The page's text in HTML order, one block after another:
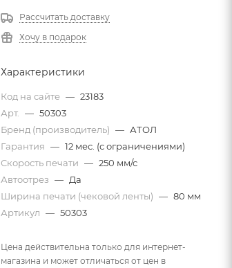
Рассчитать доставку
Хочу в подарок
Характеристики
Код на сайте — 23183
Арт.
— 50303
Бренд (производитель) — АТОЛ
Гарантия — 12 мес. (с ограничениями)
Скорость печати — 250 мм/с
Автоотрез — Да
Ширина печати (чековой ленты) — 80 мм
Артикул — 50303
Цена действительна только для интернет-
магазина и может отличаться от цен в